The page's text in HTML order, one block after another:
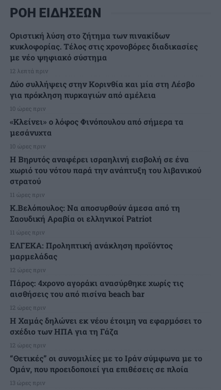
ΡΟΗ ΕΙΔΗΣΕΩΝ
Οριστική λύση στο ζήτημα των πινακίδων
κυκλοφορίας. Τέλος στις χρονοβόρες διαδικασίες
με νέο ψηφιακό σύστημα
12 λεπτά πριν
Δύο συλλήψεις στην Κορινθία και μία στη Λέσβο
για πρόκληση πυρκαγιών από αμέλεια
10 ώρες πριν
«Κλείνει» ο λόφος Φινόπουλου από σήμερα τα
μεσάνυχτα
10 ώρες πριν
Η Βηρυτός αναφέρει ισραηλινή εισβολή σε ένα
χωριό του νότου παρά την ανάπτυξη του λιβανικού
στρατού
11 ώρες πριν
Κ.Βελόπουλος: Να αποσυρθούν άμεσα από τη
Σαουδική Αραβία οι ελληνικοί Patriot
11 ώρες πριν
ΕΛΓΕΚΑ: Προληπτική ανάκληση προϊόντος
μαρμελάδας
12 ώρες πριν
Πάρος: 4χρονο αγοράκι ανασύρθηκε χωρίς τις
αισθήσεις του από πισίνα beach bar
12 ώρες πριν
Η Χαμάς δηλώνει εκ νέου έτοιμη να εφαρμόσει το
σχέδιο των ΗΠΑ για τη Γάζα
12 ώρες πριν
“Θετικές” οι συνομιλίες με το Ιράν σύμφωνα με το
Ομάν, που προειδοποιεί για επιθέσεις σε πλοία
13 ώρες πριν